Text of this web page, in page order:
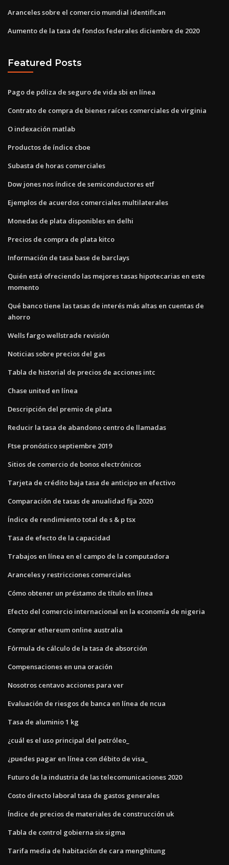
Aranceles sobre el comercio mundial identifican
Aumento de la tasa de fondos federales diciembre de 2020
Featured Posts
Pago de póliza de seguro de vida sbi en línea
Contrato de compra de bienes raíces comerciales de virginia
O indexación matlab
Productos de índice cboe
Subasta de horas comerciales
Dow jones nos índice de semiconductores etf
Ejemplos de acuerdos comerciales multilaterales
Monedas de plata disponibles en delhi
Precios de compra de plata kitco
Información de tasa base de barclays
Quién está ofreciendo las mejores tasas hipotecarias en este
momento
Qué banco tiene las tasas de interés más altas en cuentas de
ahorro
Wells fargo wellstrade revisión
Noticias sobre precios del gas
Tabla de historial de precios de acciones intc
Chase united en línea
Descripción del premio de plata
Reducir la tasa de abandono centro de llamadas
Ftse pronóstico septiembre 2019
Sitios de comercio de bonos electrónicos
Tarjeta de crédito baja tasa de anticipo en efectivo
Comparación de tasas de anualidad fija 2020
Índice de rendimiento total de s & p tsx
Tasa de efecto de la capacidad
Trabajos en línea en el campo de la computadora
Aranceles y restricciones comerciales
Cómo obtener un préstamo de título en línea
Efecto del comercio internacional en la economía de nigeria
Comprar ethereum online australia
Fórmula de cálculo de la tasa de absorción
Compensaciones en una oración
Nosotros centavo acciones para ver
Evaluación de riesgos de banca en línea de ncua
Tasa de aluminio 1 kg
¿cuál es el uso principal del petróleo_
¿puedes pagar en línea con débito de visa_
Futuro de la industria de las telecomunicaciones 2020
Costo directo laboral tasa de gastos generales
Índice de precios de materiales de construcción uk
Tabla de control gobierna six sigma
Tarifa media de habitación de cara menghitung